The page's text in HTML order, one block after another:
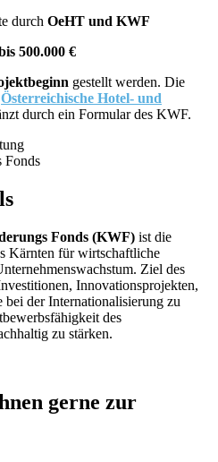
durch OeHT und KWF
500.000 €
gestellt werden. Die
Österreichische Hotel- und
durch ein Formular des KWF.
Fonds
Fonds (KWF) ist die
Kärnten für wirtschaftliche
Ziel des
Innovationsprojekten,
der Internationalisierung zu
des
zu stärken.
gerne zur